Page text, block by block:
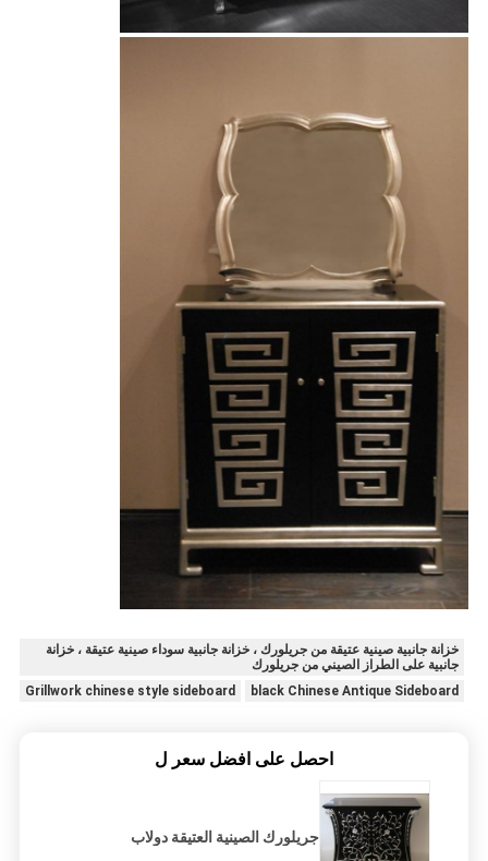
خزانة جانبية صينية عتيقة من جريلورك ، خزانة جانبية سوداء صينية عتيقة ، خزانة
جانبية على الطراز الصيني من جريلورك
black Chinese Antique Sideboard
Grillwork chinese style sideboard
احصل على افضل سعر ل
جريلورك الصينية العتيقة دولاب